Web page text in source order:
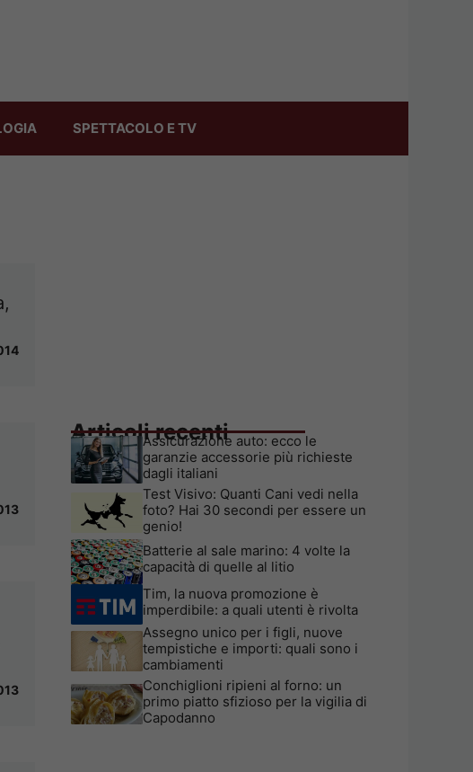
SPETTACOLO E TV
Articoli recenti
Assicurazione auto: ecco le
garanzie accessorie più richieste
dagli italiani
Test Visivo: Quanti Cani vedi nella
foto? Hai 30 secondi per essere un
genio!
Batterie al sale marino: 4 volte la
capacità di quelle al litio
Tim, la nuova promozione è
imperdibile: a quali utenti è rivolta
Assegno unico per i figli, nuove
tempistiche e importi: quali sono i
cambiamenti
Conchiglioni ripieni al forno: un
primo piatto sfizioso per la vigilia di
Capodanno